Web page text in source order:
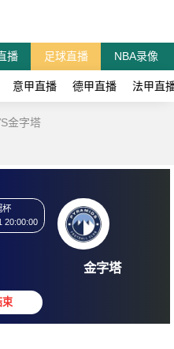
播 足球直播 NBA录像
意甲直播 德甲直播 法甲直
金字塔
10-01 20:00:00
: 金